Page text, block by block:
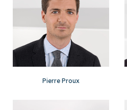
Pierre Proux